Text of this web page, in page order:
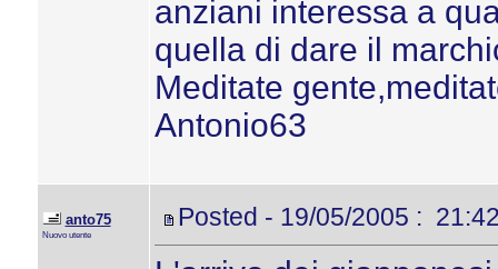
anziani interessa a
quella di dare il
Meditate
Antonio63
anto75
Nuovo utente
Posted - 19/05/2005 :